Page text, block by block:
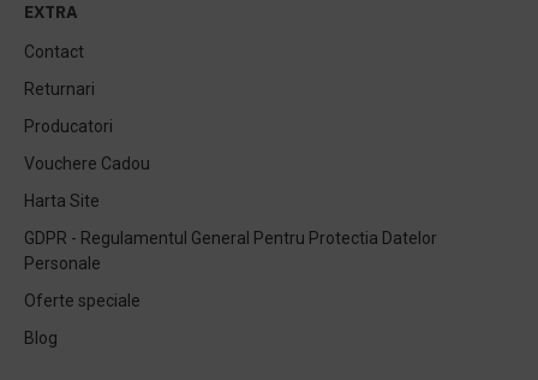
EXTRA
Contact
Returnari
Producatori
Vouchere Cadou
Harta Site
GDPR - Regulamentul General Pentru Protectia Datelor
Personale
Oferte speciale
Blog